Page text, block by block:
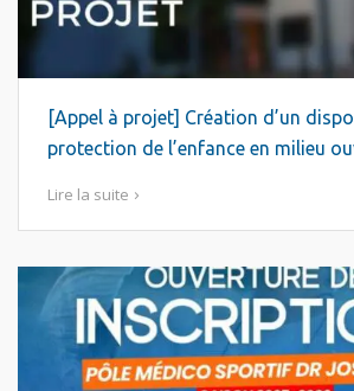
[Appel à projet] Création d’un
protection de l’enfance en milieu
Lire la suite